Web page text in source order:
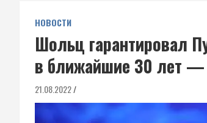
НОВОСТИ
Шольц гарантировал
в ближайшие 30 лет —
21.08.2022